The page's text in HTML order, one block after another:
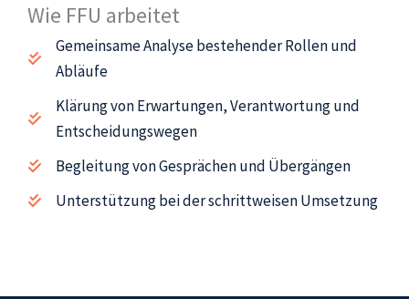
Wie FFU arbeitet
Gemeinsame Analyse bestehender Rollen und
Abläufe
Klärung von Erwartungen, Verantwortung und
Entscheidungswegen
Begleitung von Gesprächen und Übergängen
Unterstützung bei der schrittweisen Umsetzung